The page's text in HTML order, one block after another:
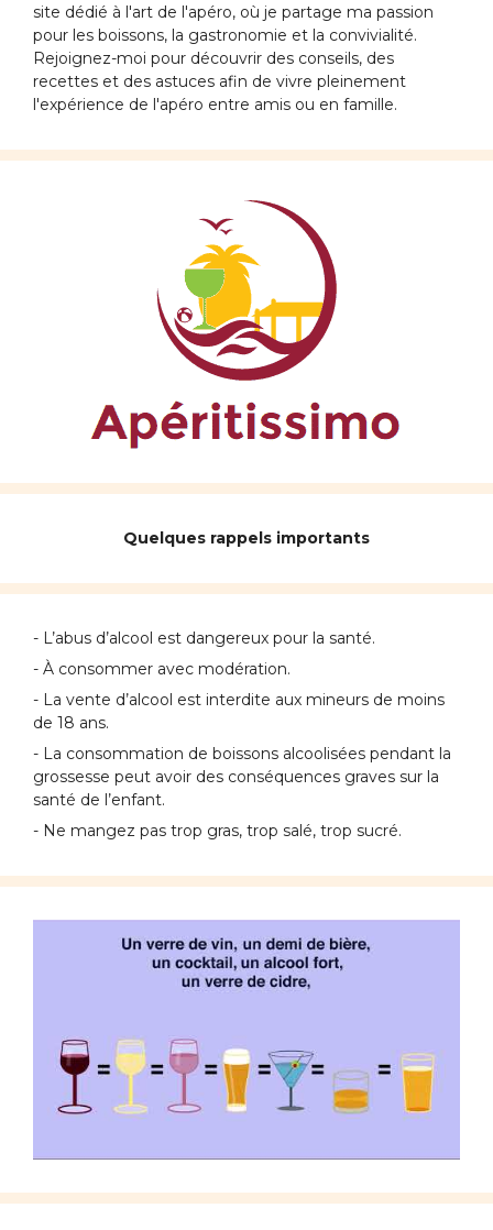
site dédié à l'art de l'apéro, où je partage ma passion
pour les boissons, la gastronomie et la convivialité.
Rejoignez-moi pour découvrir des conseils, des
recettes et des astuces afin de vivre pleinement
l'expérience de l'apéro entre amis ou en famille.
Quelques rappels importants
- L’abus d’alcool est dangereux pour la santé.
- À consommer avec modération.
- La vente d’alcool est interdite aux mineurs de moins
de 18 ans.
- La consommation de boissons alcoolisées pendant la
grossesse peut avoir des conséquences graves sur la
santé de l’enfant.
- Ne mangez pas trop gras, trop salé, trop sucré.